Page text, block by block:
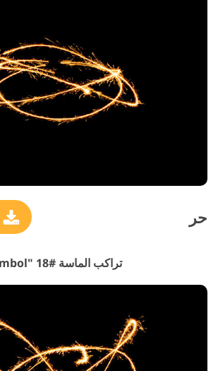
حر
تراكب الماسة #18 "The Infinity Symbol"